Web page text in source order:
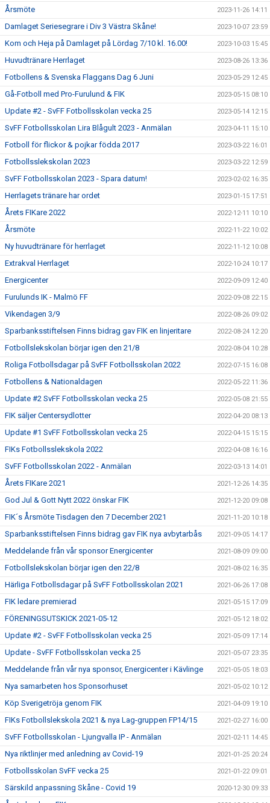
Årsmöte 2023-11-26 14:11
Damlaget Seriesegrare i Div 3 Västra Skåne! 2023-10-07 23:59
Kom och Heja på Damlaget på Lördag 7/10 kl. 16.00! 2023-10-03 15:45
Huvudtränare Herrlaget 2023-08-26 13:36
Fotbollens & Svenska Flaggans Dag 6 Juni 2023-05-29 12:45
Gå-Fotboll med Pro-Furulund & FIK 2023-05-15 08:10
Update #2 - SvFF Fotbollsskolan vecka 25 2023-05-14 12:15
SvFF Fotbollsskolan Lira Blågult 2023 - Anmälan 2023-04-11 15:10
Fotboll för flickor & pojkar födda 2017 2023-03-22 16:01
Fotbollsslekskolan 2023 2023-03-22 12:59
SvFF Fotbollsskolan 2023 - Spara datum! 2023-02-02 16:35
Herrlagets tränare har ordet 2023-01-15 17:51
Årets FIKare 2022 2022-12-11 10:10
Årsmöte 2022-11-22 10:02
Ny huvudtränare för herrlaget 2022-11-12 10:08
Extrakval Herrlaget 2022-10-24 10:17
Energicenter 2022-09-09 12:40
Furulunds IK - Malmö FF 2022-09-08 22:15
Vikendagen 3/9 2022-08-26 09:02
Sparbanksstiftelsen Finns bidrag gav FIK en linjeritare 2022-08-24 12:20
Fotbollslekskolan börjar igen den 21/8 2022-08-04 10:28
Roliga Fotbollsdagar på SvFF Fotbollsskolan 2022 2022-07-15 16:08
Fotbollens & Nationaldagen 2022-05-22 11:36
Update #2 SvFF Fotbollsskolan vecka 25 2022-05-08 21:55
FIK säljer Centersydlotter 2022-04-20 08:13
Update #1 SvFF Fotbollsskolan vecka 25 2022-04-15 15:15
FIKs Fotbollsslekskola 2022 2022-04-08 16:16
SvFF Fotbollsskolan 2022 - Anmälan 2022-03-13 14:01
Årets FIKare 2021 2021-12-26 14:35
God Jul & Gott Nytt 2022 önskar FIK 2021-12-20 09:08
FIK´s Årsmöte Tisdagen den 7 December 2021 2021-11-20 10:18
Sparbanksstiftelsen Finns bidrag gav FIK nya avbytarbås 2021-09-05 14:17
Meddelande från vår sponsor Energicenter 2021-08-09 09:00
Fotbollslekskolan börjar igen den 22/8 2021-08-02 16:35
Härliga Fotbollsdagar på SvFF Fotbollsskolan 2021 2021-06-26 17:08
FIK ledare premierad 2021-05-15 17:09
FÖRENINGSUTSKICK 2021-05-12 2021-05-12 18:02
Update #2 - SvFF Fotbollsskolan vecka 25 2021-05-09 17:14
Update - SvFF Fotbollsskolan vecka 25 2021-05-07 23:35
Meddelande från vår nya sponsor, Energicenter i Kävlinge 2021-05-05 18:03
Nya samarbeten hos Sponsorhuset 2021-05-02 10:12
Köp Sverigetröja genom FIK 2021-04-09 19:10
FIKs Fotbollslekskola 2021 & nya Lag-gruppen FP14/15 2021-02-27 16:00
SvFF Fotbollsskolan - Ljungvalla IP - Anmälan 2021-02-11 14:45
Nya riktlinjer med anledning av Covid-19 2021-01-25 20:24
Fotbollsskolan SvFF vecka 25 2021-01-22 09:01
Särskild anpassning Skåne - Covid 19 2020-12-30 09:33